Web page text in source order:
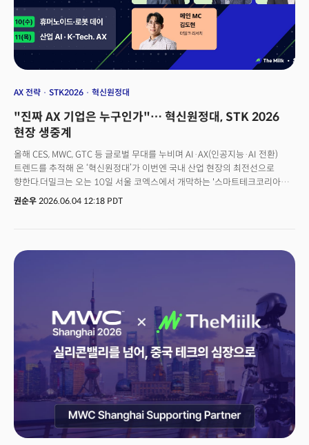
AI 연산, 글로벌 연결망의 일부로 편입되는 그림이다.이러한 변화는 MWC
상하이에서도 확인할 수 있을 것으로 기대된다. 올해 행사는 AI·위성·
모빌리티·헬스케어가 하나의 인프라 위에서 연결되는 모습을 보여주는 데
초점이 맞춰져 있다.👉 혁신을 상장하다: 포드에서 스페이스X까지 산업
전환의 기록🚀 더밀크 멤버 가입하고 주 3~4회 뷰스레터 무료로 받아보기
AX 전략 STK2026 혁신원정대
"진짜 AX 기업은 누구인가"… 혁신원정대, STK 2026
현장 생중계
올해 CES, MWC, GTC 등 글로벌 무대를 누비며 AI·AX(인공지능·AI 전환)
트렌드를 추적해 온 ‘혁신원정대’가 이번엔 국내 산업 현장의 최전선으로
향한다.더밀크는 오는 10일 서울 코엑스에서 개막하는 '스마트테크코리아
(STK) 2026' 현장에서 '혁신원정대 라이브'를 더밀크 유튜브 채널을 통해
해부한다. 👉 더밀크 유튜브채널 바로가기 🚀 더밀크 회원으로 가입하고 주
3~4회 뷰스레터 무료로 받아보기
권순우 2026.06.04 12:18 PDT